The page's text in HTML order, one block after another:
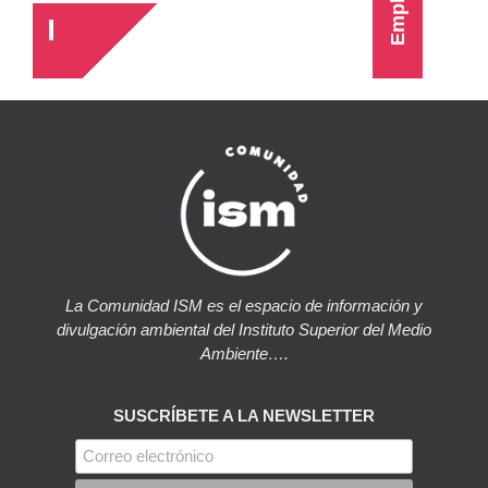
La Comunidad ISM es el espacio de información y
divulgación ambiental del Instituto Superior del Medio
Ambiente….
SUSCRÍBETE A LA NEWSLETTER